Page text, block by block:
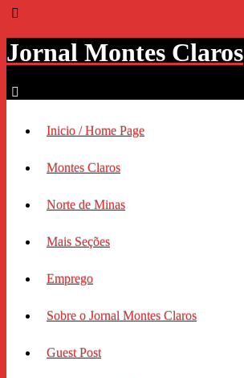
Jornal Montes Claros
Inicio / Home Page
Montes Claros
Norte de Minas
Mais Seções
Emprego
Sobre o Jornal Montes Claros
Guest Post